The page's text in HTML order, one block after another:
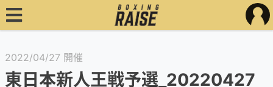
2022/04/27 開催
東日本新人王戦予選_20220427